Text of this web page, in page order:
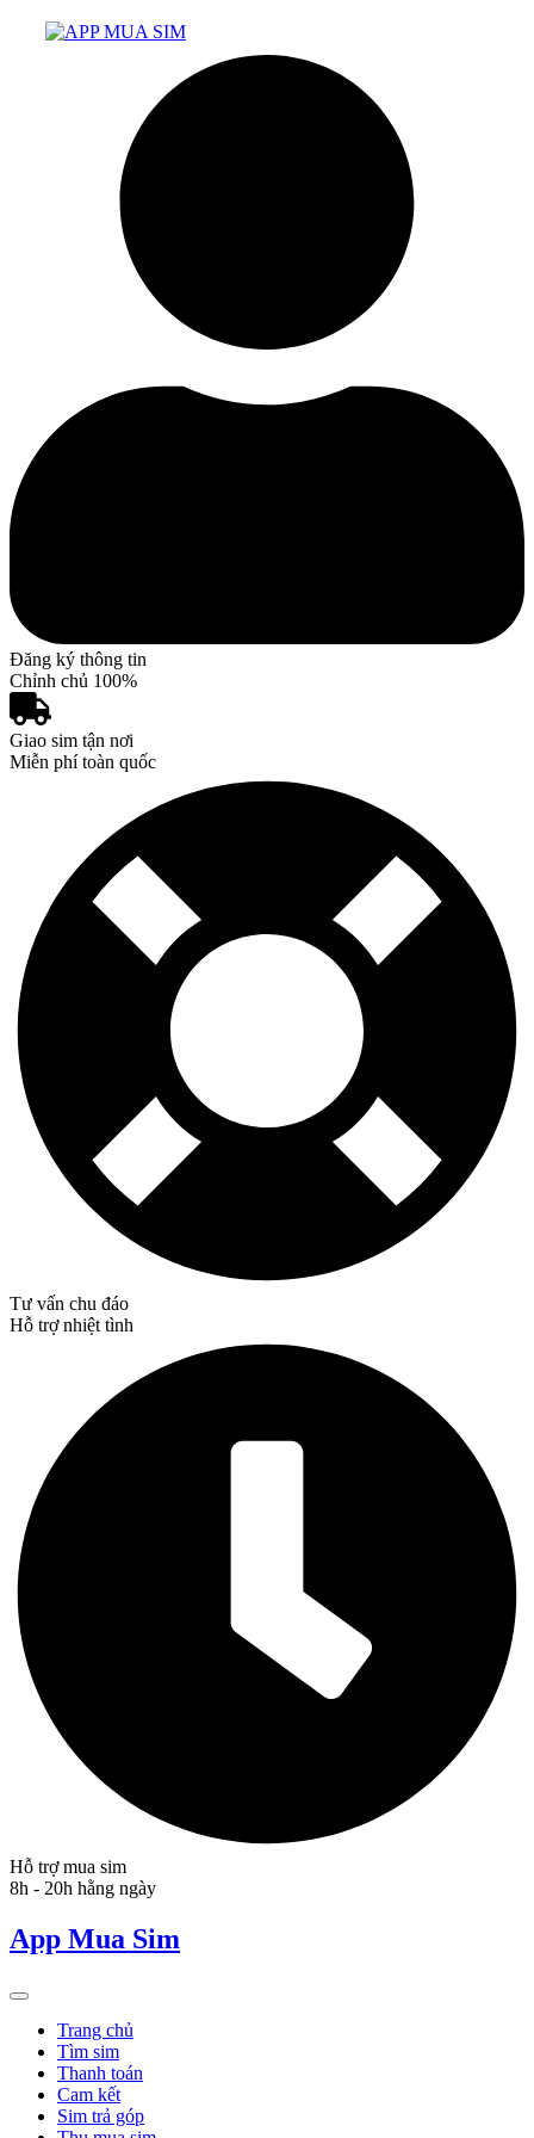
Đăng ký thông tin
Chỉnh chủ 100%
Giao sim tận nơi
Miễn phí toàn quốc
Tư vấn chu đáo
Hỗ trợ nhiệt tình
Hỗ trợ mua sim
8h - 20h hằng ngày
App Mua Sim
Trang chủ
Tìm sim
Thanh toán
Cam kết
Sim trả góp